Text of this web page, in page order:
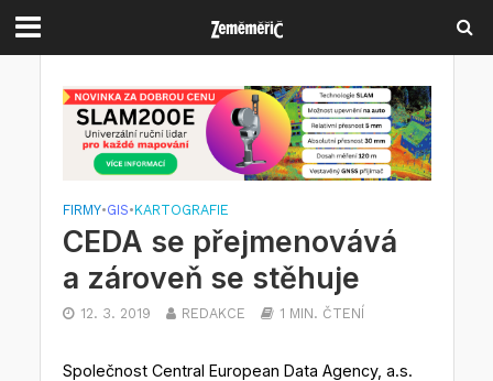
FIRMY•GIS•KARTOGRAFIE
CEDA se přejmenovává
a zároveň se stěhuje
12. 3. 2019 REDAKCE 1 MIN. ČTENÍ
Společnost Central European Data Agency, a.s.